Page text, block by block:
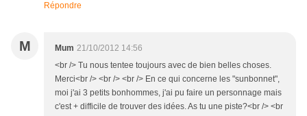
Répondre
M Mum 21/10/2012 14:56
<br /> Tu nous tentee toujours avec de bien belles choses.
Merci<br /> <br /> <br /> En ce qui concerne les "sunbonnet",
moi j'ai 3 petits bonhommes, j'ai pu faire un personnage mais
c'est + difficile de trouver des idées. As tu une piste?<br /> <br